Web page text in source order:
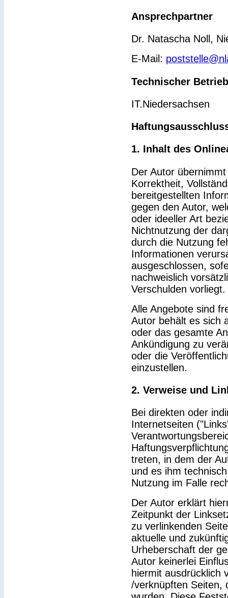
Ansprechpartner
Dr. Natascha Noll,
E-Mail:
Technischer Betrieb
IT.Niedersachsen
1. Inhalt des
Der Autor
Korrektheit,
bereitgestellten
gegen den Autor,
oder ideeller Art
Nichtnutzung der
durch die Nutzung
Informationen
ausgeschlossen,
nachweislich
Verschulden vorliegt.
Alle Angebote sind
Autor behält es sich
oder das gesamte
Ankündigung zu
oder die
einzustellen.
2. Verweise und
Bei direkten oder
Internetseiten
treten, in dem der
und es ihm
Nutzung im Falle
Der Autor erklärt
Zeitpunkt der
zu verlinkenden
aktuelle und
Urheberschaft der
Autor keinerlei
hiermit ausdrücklich
/verknüpften Seiten,